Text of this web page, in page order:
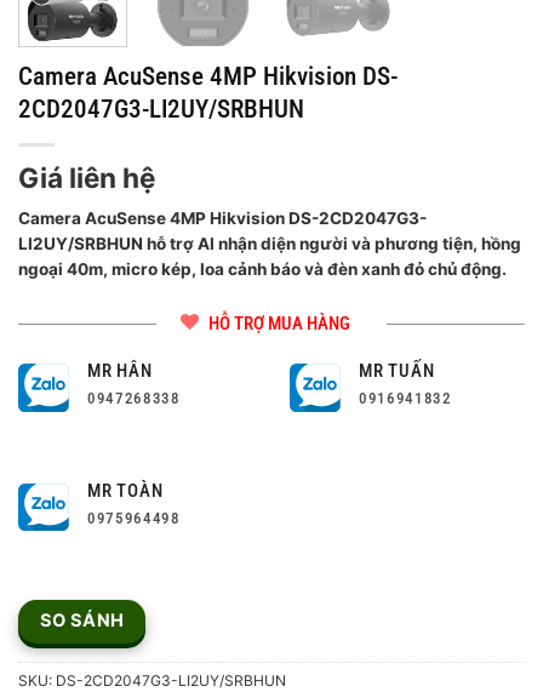
Camera AcuSense 4MP Hikvision DS-
2CD2047G3-LI2UY/SRBHUN
Giá liên hệ
Camera AcuSense 4MP Hikvision DS-2CD2047G3-
LI2UY/SRBHUN hỗ trợ AI nhận diện người và phương tiện, hồng
ngoại 40m, micro kép, loa cảnh báo và đèn xanh đỏ chủ động.
HỖ TRỢ MUA HÀNG
MR HÂN
0947268338
MR TUẤN
0916941832
MR TOÀN
0975964498
SO SÁNH
SKU: DS-2CD2047G3-LI2UY/SRBHUN